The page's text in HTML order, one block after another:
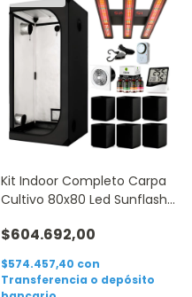
Kit Indoor Completo Carpa
Cultivo 80x80 Led Sunflash
$604.692,00
$574.457,40 con
Transferencia o depósito